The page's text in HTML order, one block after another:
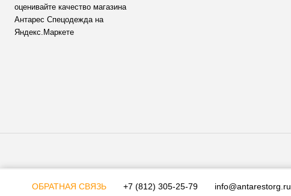
ОБРАТНАЯ СВЯЗЬ +7 (812) 305-25-79 info@antarestorg.ru